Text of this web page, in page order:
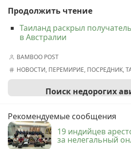
Продолжить чтение
Таиланд раскрыл
в Австралии
BAMBOO POST
НОВОСТИ, ПЕРЕМИРИЕ, ПОСРЕДНИК,
Поиск недорогих
Рекомендуемые сообщения
19 индийцев
за нелегальный